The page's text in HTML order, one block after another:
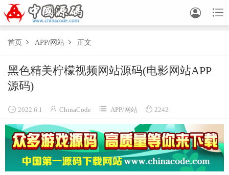


首页  APP/网站  正文
黑色精美柠檬视频网站源码(电影网站APP
源码)
 2022.6.1  ChinaCode  APP/网站  2242